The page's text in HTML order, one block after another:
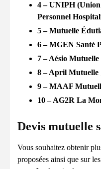
4 – UNIPH
Personnel
5 – Mutuelle
6 – MGEN Santé
7 – Aésio Mutuelle
8 – April Mutuelle
9 – MAAF
10 – AG2R La
Devis mutuelle
Vous souhaitez obtenir
proposées ainsi que sur